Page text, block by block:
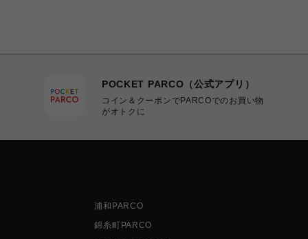
POCKET PARCO（公式アプリ）
コイン＆クーポンでPARCOでのお買い物
がオトクに
浦和PARCO
錦糸町PARCO